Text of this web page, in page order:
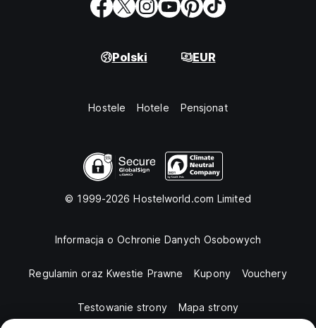
Polski EUR
Hostele Hotele Pensjonat
© 1999-2026 Hostelworld.com Limited
Informacja o Ochronie Danych Osobowych
Regulamin oraz Kwestie Prawne Kupony Vouchery
Testowanie strony Mapa strony